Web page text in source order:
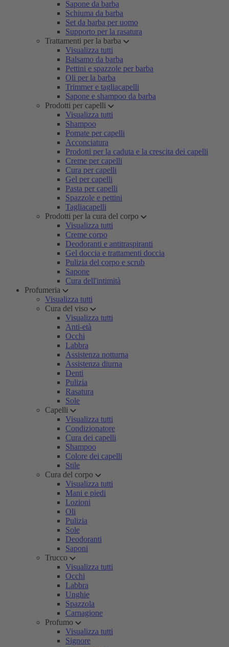
Sapone da barba
Schiuma da barba
Set da barba per uomo
Supporto per la rasatura
Trattamenti per la barba
Visualizza tutti
Balsamo da barba
Pettini e spazzole per barba
Oli per la barba
Trimmer e tagliacapelli
Sapone e shampoo da barba
Prodotti per capelli
Visualizza tutti
Shampoo
Pomate per capelli
Acconciatura
Prodotti per la caduta e la crescita dei capelli
Creme per capelli
Cura per capelli
Gel per capelli
Pasta per capelli
Spazzole e pettini
Tagliacapelli
Prodotti per la cura del corpo
Visualizza tutti
Creme corpo
Deodoranti e antitraspiranti
Gel doccia e trattamenti doccia
Pulizia del corpo e scrub
Sapone
Cura dell'intimità
Profumeria
Visualizza tutti
Cura del viso
Visualizza tutti
Anti-età
Occhi
Labbra
Assistenza notturna
Assistenza diurna
Denti
Pulizia
Rasatura
Sole
Capelli
Visualizza tutti
Condizionatore
Cura dei capelli
Shampoo
Colore dei capelli
Stile
Cura del corpo
Visualizza tutti
Mani e piedi
Lozioni
Oli
Pulizia
Sole
Deodoranti
Saponi
Trucco
Visualizza tutti
Occhi
Labbra
Unghie
Spazzola
Carnagione
Profumo
Visualizza tutti
Signore